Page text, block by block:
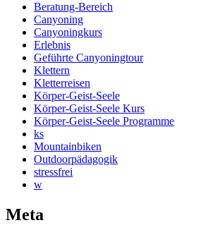
Beratung-Bereich
Canyoning
Canyoningkurs
Erlebnis
Geführte Canyoningtour
Klettern
Kletterreisen
Körper-Geist-Seele
Körper-Geist-Seele Kurs
Körper-Geist-Seele Programme
ks
Mountainbiken
Outdoorpädagogik
stressfrei
w
Meta